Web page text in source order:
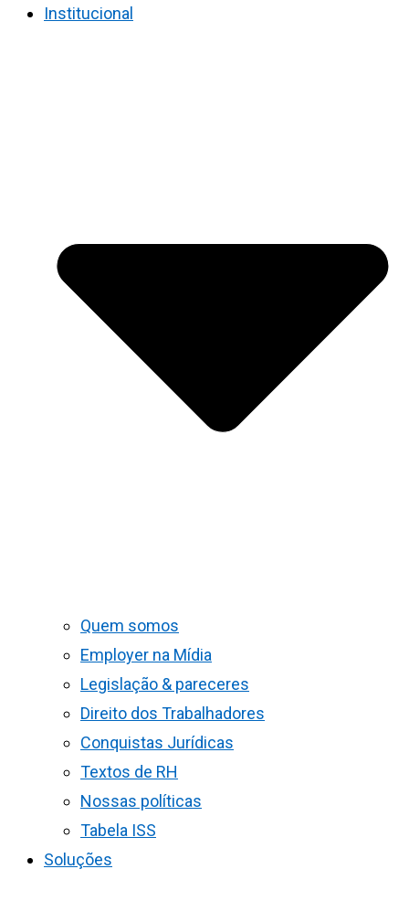
Institucional
Quem somos
Employer na Mídia
Legislação & pareceres
Direito dos Trabalhadores
Conquistas Jurídicas
Textos de RH
Nossas políticas
Tabela ISS
Soluções